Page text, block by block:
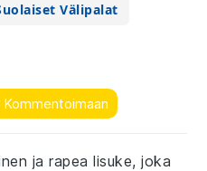
Välipalat
Kommentoimaan
ja rapea lisuke, joka